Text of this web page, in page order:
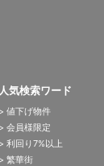
人気検索ワード
> 値下げ物件
> 会員様限定
> 利回り7%以上
> 繁華街